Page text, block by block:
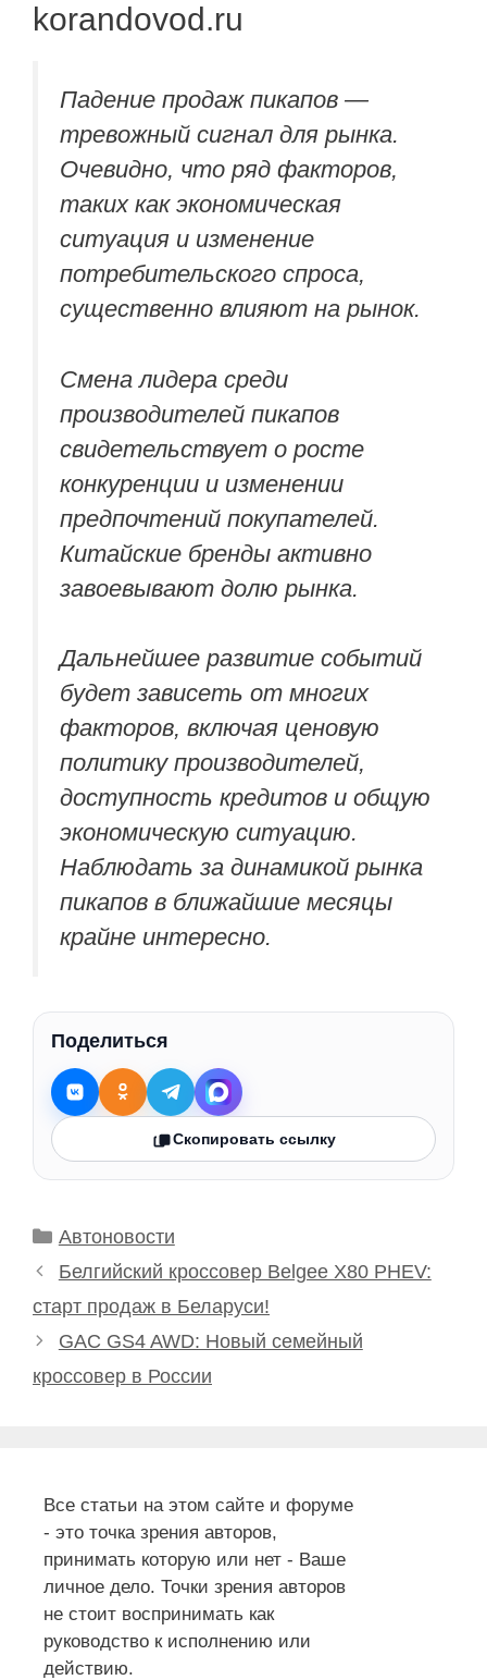
korandovod.ru
Падение продаж пикапов —
тревожный сигнал для рынка.
Очевидно, что ряд факторов,
таких как экономическая
ситуация и изменение
потребительского спроса,
существенно влияют на рынок.
Смена лидера среди
производителей пикапов
свидетельствует о росте
конкуренции и изменении
предпочтений покупателей.
Китайские бренды активно
завоевывают долю рынка.
Дальнейшее развитие событий
будет зависеть от многих
факторов, включая ценовую
политику производителей,
доступность кредитов и общую
экономическую ситуацию.
Наблюдать за динамикой рынка
пикапов в ближайшие месяцы
крайне интересно.
Поделиться
Скопировать ссылку
Рубрики
Автоновости
Белгийский кроссовер Belgee X80 PHEV:
старт продаж в Беларуси!
GAC GS4 AWD: Новый семейный
кроссовер в России
Все статьи на этом сайте и форуме
- это точка зрения авторов,
принимать которую или нет - Ваше
личное дело. Точки зрения авторов
не стоит воспринимать как
руководство к исполнению или
действию.